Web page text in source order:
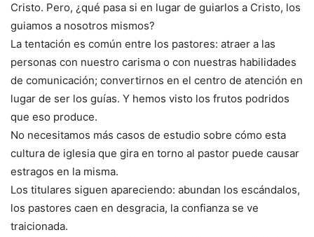
Cristo. Pero, ¿qué pasa si en lugar de guiarlos a Cristo, los
guiamos a nosotros mismos?
La tentación es común entre los pastores: atraer a las
personas con nuestro carisma o con nuestras habilidades
de comunicación; convertirnos en el centro de atención en
lugar de ser los guías. Y hemos visto los frutos podridos
que eso produce.
No necesitamos más casos de estudio sobre cómo esta
cultura de iglesia que gira en torno al pastor puede causar
estragos en la misma.
Los titulares siguen apareciendo: abundan los escándalos,
los pastores caen en desgracia, la confianza se ve
traicionada.